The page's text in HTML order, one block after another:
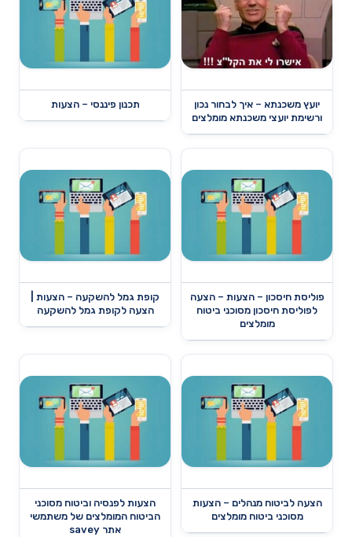
יועץ משכנתא – איך לבחור נכון
ורשימת יועצי משכנתא מומלצים
תכנון פיננסי – הצעות
פוליסת חיסכון – הצעות – הצעה
לפוליסת חיסכון מסוכני ביטוח
מומלצים
קופת גמל להשקעה – הצעות |
הצעה לקופת גמל להשקעה
הצעה לביטוח מנהלים – הצעות
מסוכני ביטוח מומלצים
הצעות לפנסיה וביטוח מסוכני
הביטוח המומלצים של משתמשי
אתר savey